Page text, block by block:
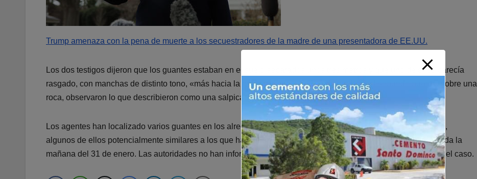
Trump amenaza con la pena de muerte a los secuestradores de la madre de una presentadora de EE.UU.
Los dos testigos dijeron que los guantes estaban en el suelo separados unos tres metros y que uno de ellos parecía
rasgado, con manchas de distinto tono, «más hacia la muñeca y en el dedo índice». Bajo el segundo guante, sobre una
roca, observaron lo que describieron como una salpicadura o gota de sangre seca.
Los agentes han localizado varios guantes en los alrededores del vecindario desde la desaparición de Guthrie,
algunos de ellos potencialmente similares a los que habría llevado una persona armada vista frente a la vivienda la
mañana del 31 de enero. Las autoridades no han informado aún si los nuevos indicios están relacionados con el caso.